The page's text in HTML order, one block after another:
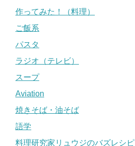
作ってみた！（料理）
ご飯系
パスタ
ラジオ（テレビ）
スープ
Aviation
焼きそば・油そば
語学
料理研究家リュウジのバズレシピ